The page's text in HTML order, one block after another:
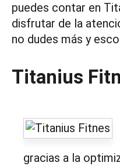
puedes contar en
disfrutar de la
no dudes más y
Titanius
gracias a la